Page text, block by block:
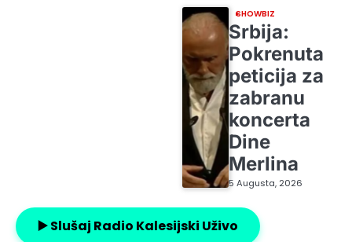
SHOWBIZ
Srbija:
Pokrenuta
peticija za
zabranu
koncerta
Dine
Merlina
5 Augusta, 2026
▶️ Slušaj Radio Kalesijski Uživo